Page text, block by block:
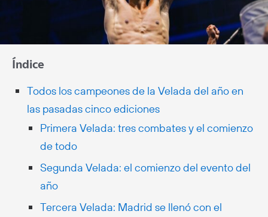
Índice
Todos los campeones de la Velada del año en
las pasadas cinco ediciones
Primera Velada: tres combates y el comienzo
de todo
Segunda Velada: el comienzo del evento del
año
Tercera Velada: Madrid se llenó con el